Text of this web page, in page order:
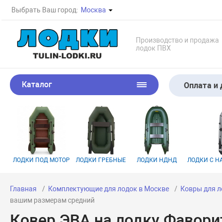
Выбрать Ваш город: Москва
Производство и продажа
лодок ПВХ
Каталог Оплата и
ЛОДКИ ПОД МОТОР ЛОДКИ ГРЕБНЫЕ ЛОДКИ НДНД ЛОДКИ С
Главная Комплектующие для лодок в Москве
Ковры для
вашим размерам средний